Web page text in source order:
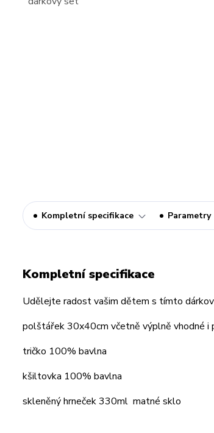
Kompletní specifikace Parametry
Kompletní specifikace
Udělejte radost vašim dětem s tímto
polštářek 30x40cm včetně výplně vhodné i
tričko 100% bavlna
kšiltovka 100% bavlna
skleněný hrneček 330ml matné sklo